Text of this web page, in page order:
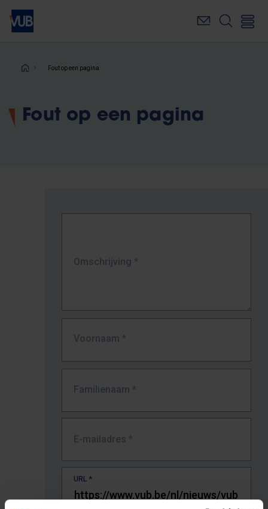
Overslaan
naar
inhoudKruimelpad
Fout op een pagina
Fout op een pagina
Omschrijving *
Voornaam *
Familienaam *
E-mailadres *
URL *